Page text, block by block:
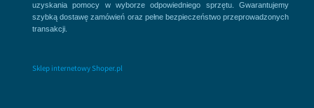
uzyskania pomocy w wyborze odpowiedniego sprzętu. Gwarantujemy
szybką dostawę zamówień oraz pełne bezpieczeństwo przeprowadzonych
transakcji.
Sklep internetowy Shoper.pl